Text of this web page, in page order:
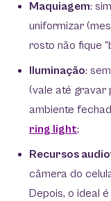
Maquiagem:
uniformizar
rosto não fique
Iluminação:
(vale até gravar
ambiente
ring light;
Recursos
câmera do
Depois, o ideal